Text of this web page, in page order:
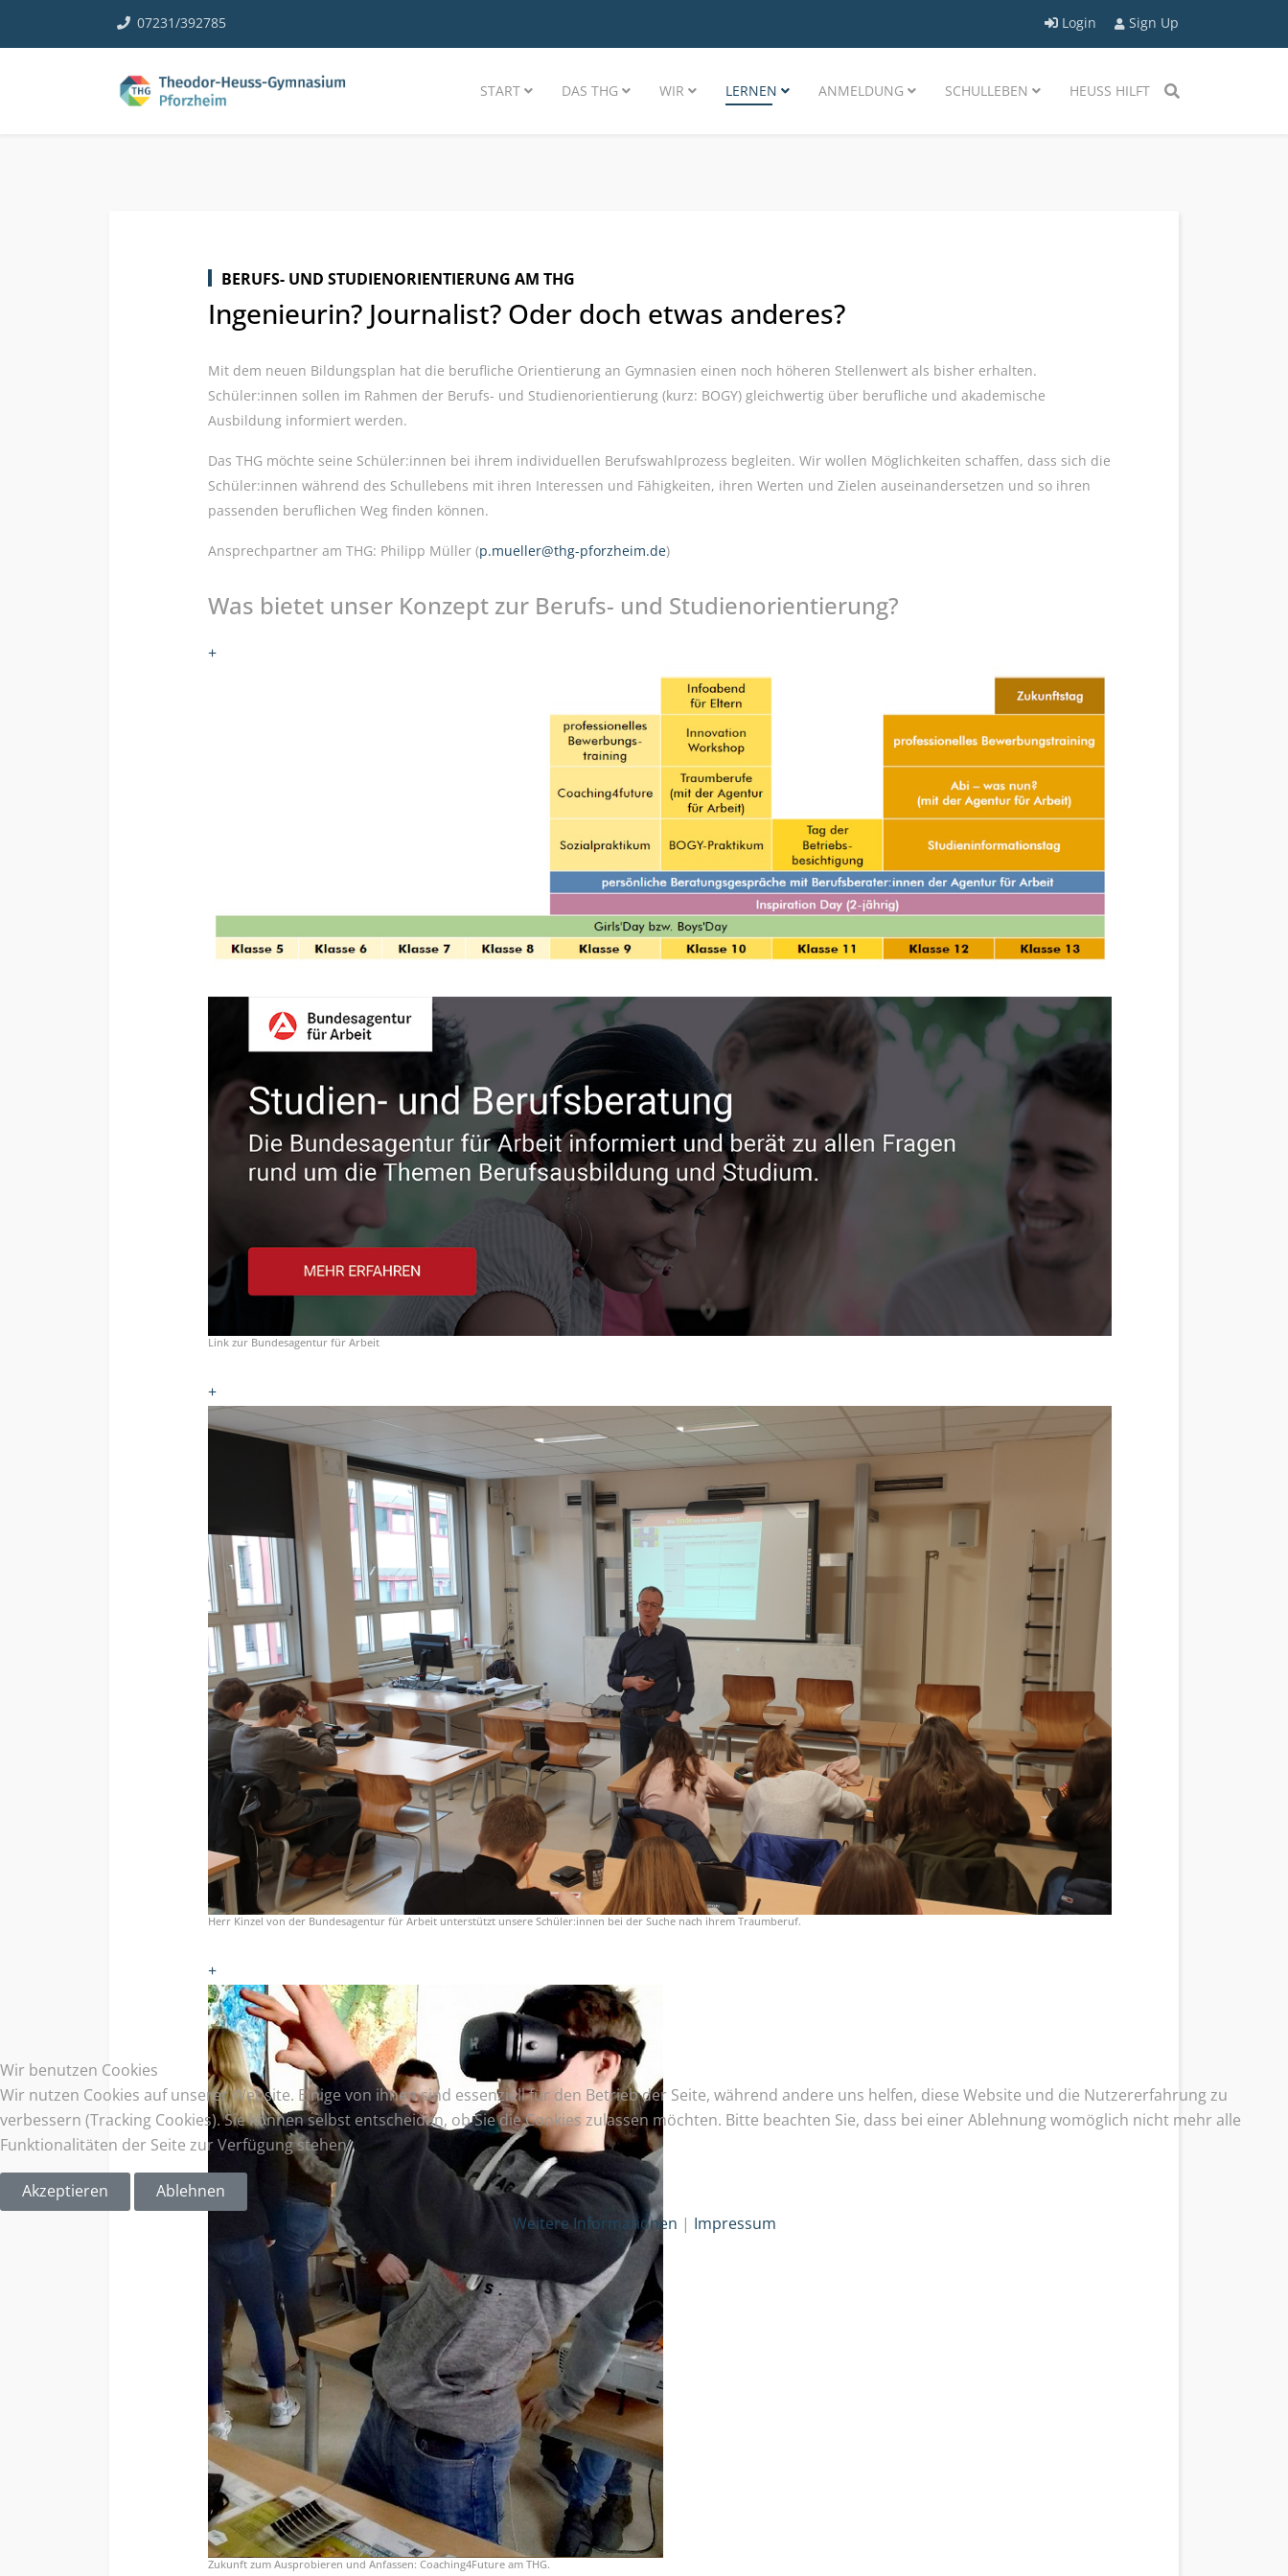
07231/392785 Login Sign Up
START DAS THG WIR LERNEN ANMELDUNG SCHULLEBEN HEUSS HILFT
BERUFS- UND STUDIENORIENTIERUNG AM THG
Ingenieurin? Journalist? Oder doch etwas anderes?
Mit dem neuen Bildungsplan hat die berufliche Orientierung an Gymnasien einen noch höheren Stellenwert als bisher erhalten.
Schüler:innen sollen im Rahmen der Berufs- und Studienorientierung (kurz: BOGY) gleichwertig über berufliche und akademische
Ausbildung informiert werden.
Das THG möchte seine Schüler:innen bei ihrem individuellen Berufswahlprozess begleiten. Wir wollen Möglichkeiten schaffen, dass sich die
Schüler:innen während des Schullebens mit ihren Interessen und Fähigkeiten, ihren Werten und Zielen auseinandersetzen und so ihren
passenden beruflichen Weg finden können.
Ansprechpartner am THG: Philipp Müller (p.mueller@thg-pforzheim.de)
Was bietet unser Konzept zur Berufs- und Studienorientierung?
+
Link zur Bundesagentur für Arbeit
+
Herr Kinzel von der Bundesagentur für Arbeit unterstützt unsere Schüler:innen bei der Suche nach ihrem Traumberuf.
+
Zukunft zum Ausprobieren und Anfassen: Coaching4Future am THG.
Wir benutzen Cookies
Wir nutzen Cookies auf unserer Website. Einige von ihnen sind essenziell für den Betrieb der Seite, während andere uns helfen, diese Website und die Nutzererfahrung zu
verbessern (Tracking Cookies). Sie können selbst entscheiden, ob Sie die Cookies zulassen möchten. Bitte beachten Sie, dass bei einer Ablehnung womöglich nicht mehr alle
Funktionalitäten der Seite zur Verfügung stehen.
Akzeptieren
Ablehnen
Weitere Informationen | Impressum